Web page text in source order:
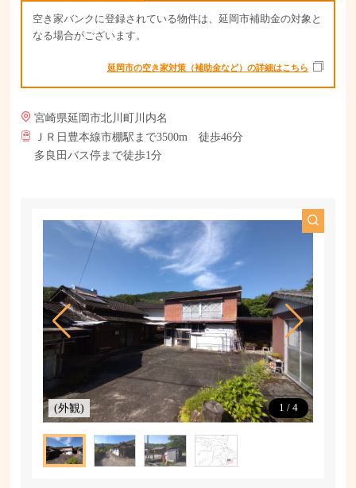
空き家バンクに登録されている物件は、 延岡市補助金の対象と
なる場合がございます。
延岡市の空き家対策（補助金など）の詳細はこちら
宮崎県延岡市北川町川内名
ＪＲ日豊本線市棚駅まで3500m 徒歩46分
多良田バス停まで徒歩1分
(外観) 1 /4